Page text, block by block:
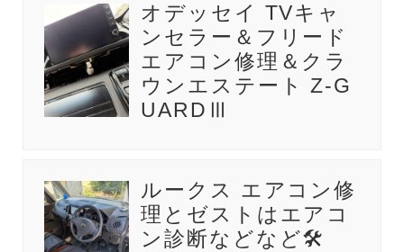
オデッセイ TVキャ
ンセラー＆フリード
エアコン修理＆クラ
ウンエステート Z-G
UARDⅢ
ルークス エアコン修
理とゼストはエアコ
ン診断などなど🛠️